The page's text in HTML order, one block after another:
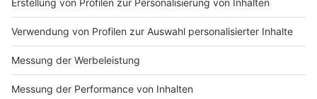
wohl auch zukünftig an Ort und Zeit gebunden sein.
Allerdings lassen sich auch hier New-Work-Elemente
wie flache Hierarchien umsetzen - zumindest in der
Theorie.
Anzeige